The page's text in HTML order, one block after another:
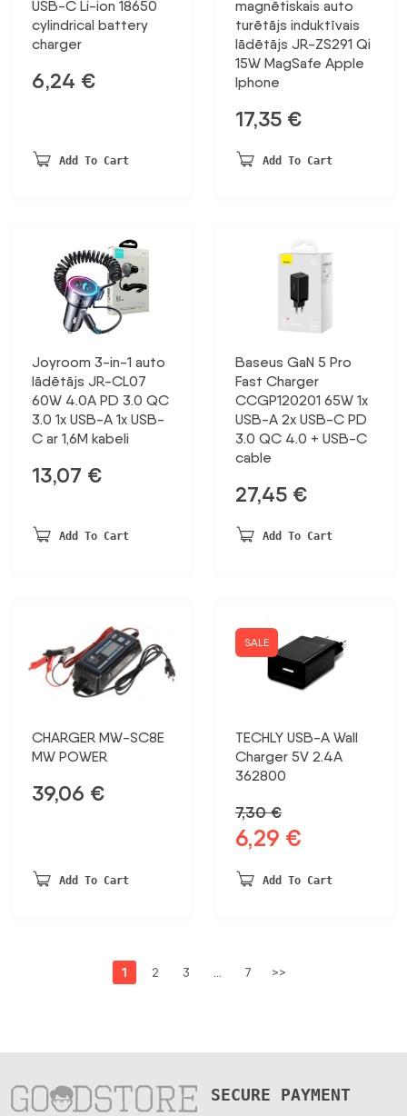
USB-C Li-ion 18650
cylindrical battery
charger
6,24 €
Add To Cart
magnētiskais auto
turētājs induktīvais
lādētājs JR-ZS291 Qi
15W MagSafe Apple
Iphone
17,35 €
Add To Cart
Joyroom 3-in-1 auto
lādētājs JR-CL07
60W 4.0A PD 3.0 QC
3.0 1x USB-A 1x USB-
C ar 1,6M kabeli
13,07 €
Add To Cart
Baseus GaN 5 Pro
Fast Charger
CCGP120201 65W 1x
USB-A 2x USB-C PD
3.0 QC 4.0 + USB-C
cable
27,45 €
Add To Cart
CHARGER MW-SC8E
MW POWER
39,06 €
Add To Cart
SALE
TECHLY USB-A Wall
Charger 5V 2.4A
362800
7,30€
Original
was:
6,29 €
is:
Add To Cart
1 2 3 … 7 >>
SECURE PAYMENT